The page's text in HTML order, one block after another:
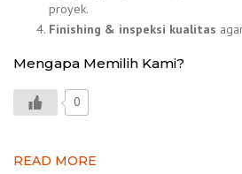
proyek.
Finishing & inspeksi kualitas
Mengapa Memilih Kami?
0
READ MORE